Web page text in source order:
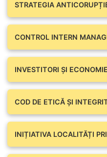
STRATEGIA
CONTROL INTERN
INVESTITORI ȘI
COD DE ETICĂ ȘI
INIȚIATIVA LOCALITĂȚI